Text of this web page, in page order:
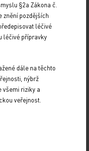
§2a Zákona č.
znění pozdějších
léčivé
léčivé přípravky
dále na těchto
nýbrž
všemi riziky a
veřejnost.